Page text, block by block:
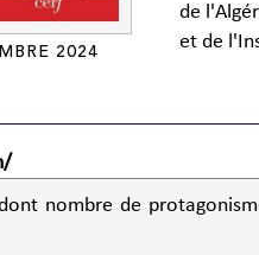
2024
de
et de
nombre de